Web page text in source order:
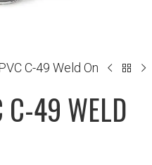
C-49 Weld On
C-49 WELD